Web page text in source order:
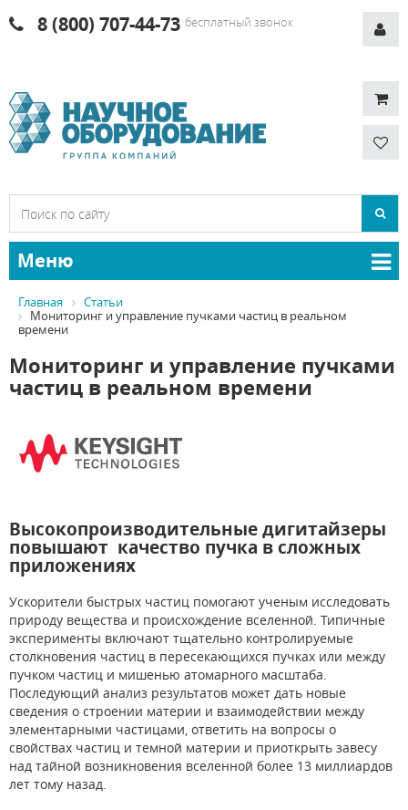
8 (800) 707-44-73 бесплатный звонок
Меню
Главная
Статьи
Мониторинг и управление пучками частиц в реальном
времени
Мониторинг и управление пучками
частиц в реальном времени
Высокопроизводительные дигитайзеры
повышают качество пучка в сложных
приложениях
Ускорители быстрых частиц помогают ученым исследовать
природу вещества и происхождение вселенной. Типичные
эксперименты включают тщательно контролируемые
столкновения частиц в пересекающихся пучках или между
пучком частиц и мишенью атомарного масштаба.
Последующий анализ результатов может дать новые
сведения о строении материи и взаимодействии между
элементарными частицами, ответить на вопросы о
свойствах частиц и темной материи и приоткрыть завесу
над тайной возникновения вселенной более 13 миллиардов
лет тому назад.